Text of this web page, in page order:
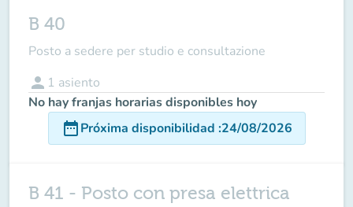
B 40
Posto a sedere per studio e consultazione
person 1 asiento
No hay franjas horarias disponibles hoy
date_rangePróxima disponibilidad :24/08/2026
B 41 - Posto con presa elettrica